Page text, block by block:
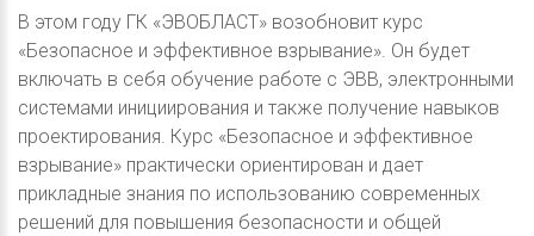
В этом году ГК «ЭВОБЛАСТ» возобновит курс
«Безопасное и эффективное взрывание». Он будет
включать в себя обучение работе с ЭВВ, электронными
системами инициирования и также получение навыков
проектирования. Курс «Безопасное и эффективное
взрывание» практически ориентирован и дает
прикладные знания по использованию современных
решений для повышения безопасности и общей